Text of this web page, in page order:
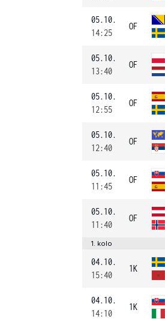
05.10.
14:25
OF
05.10.
13:40
OF
05.10.
12:55
OF
05.10.
12:40
OF
05.10.
11:45
OF
05.10.
11:40
OF
1. kolo
04.10.
15:40
1K
04.10.
14:10
1K